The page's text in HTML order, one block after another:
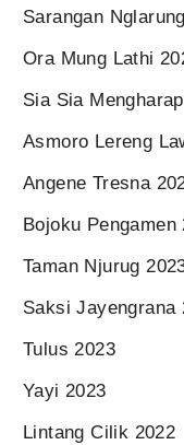
Sarangan
Ora Mung Lathi
Sia Sia
Asmoro Lereng
Angene Tresna
Bojoku Pengamen
Taman Njurug
Saksi Jayengrana
Tulus 2023
Yayi 2023
Lintang Cilik 2022